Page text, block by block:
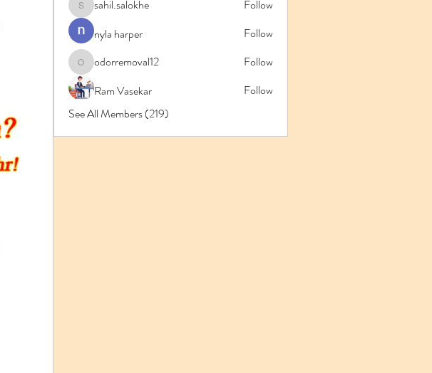
sahil.salokhe
sahil.salokhe
Follow
nyla harper
Follow
odorremoval12
odorremoval12
Follow
Ram Vasekar
Follow
See All Members (219)